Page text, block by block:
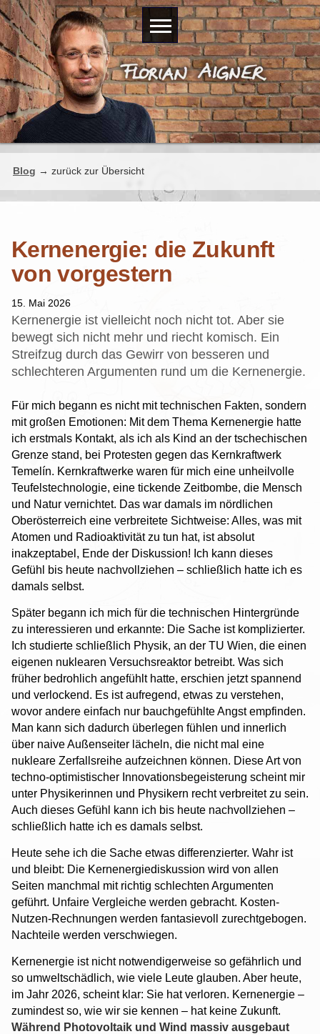
Blog → zurück zur Übersicht
Kernenergie: die Zukunft
von vorgestern
15. Mai 2026
Kernenergie ist vielleicht noch nicht tot. Aber sie
bewegt sich nicht mehr und riecht komisch. Ein
Streifzug durch das Gewirr von besseren und
schlechteren Argumenten rund um die Kernenergie.
Für mich begann es nicht mit technischen Fakten, sondern
mit großen Emotionen: Mit dem Thema Kernenergie hatte
ich erstmals Kontakt, als ich als Kind an der tschechischen
Grenze stand, bei Protesten gegen das Kernkraftwerk
Temelín. Kernkraftwerke waren für mich eine unheilvolle
Teufelstechnologie, eine tickende Zeitbombe, die Mensch
und Natur vernichtet. Das war damals im nördlichen
Oberösterreich eine verbreitete Sichtweise: Alles, was mit
Atomen und Radioaktivität zu tun hat, ist absolut
inakzeptabel, Ende der Diskussion! Ich kann dieses
Gefühl bis heute nachvollziehen – schließlich hatte ich es
damals selbst.
Später begann ich mich für die technischen Hintergründe
zu interessieren und erkannte: Die Sache ist komplizierter.
Ich studierte schließlich Physik, an der TU Wien, die einen
eigenen nuklearen Versuchsreaktor betreibt. Was sich
früher bedrohlich angefühlt hatte, erschien jetzt spannend
und verlockend. Es ist aufregend, etwas zu verstehen,
wovor andere einfach nur bauchgefühlte Angst empfinden.
Man kann sich dadurch überlegen fühlen und innerlich
über naive Außenseiter lächeln, die nicht mal eine
nukleare Zerfallsreihe aufzeichnen können. Diese Art von
techno-optimistischer Innovationsbegeisterung scheint mir
unter Physikerinnen und Physikern recht verbreitet zu sein.
Auch dieses Gefühl kann ich bis heute nachvollziehen –
schließlich hatte ich es damals selbst.
Heute sehe ich die Sache etwas differenzierter. Wahr ist
und bleibt: Die Kernenergiediskussion wird von allen
Seiten manchmal mit richtig schlechten Argumenten
geführt. Unfaire Vergleiche werden gebracht. Kosten-
Nutzen-Rechnungen werden fantasievoll zurechtgebogen.
Nachteile werden verschwiegen.
Kernenergie ist nicht notwendigerweise so gefährlich und
so umweltschädlich, wie viele Leute glauben. Aber heute,
im Jahr 2026, scheint klar: Sie hat verloren. Kernenergie –
zumindest so, wie wir sie kennen – hat keine Zukunft.
Während Photovoltaik und Wind massiv ausgebaut